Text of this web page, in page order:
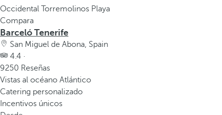
Occidental Torremolinos Playa
Compara
Barceló Tenerife
San Miguel de Abona, Spain
4.4 ·
9250 Reseñas
Vistas al océano Atlántico
Catering personalizado
Incentivos únicos